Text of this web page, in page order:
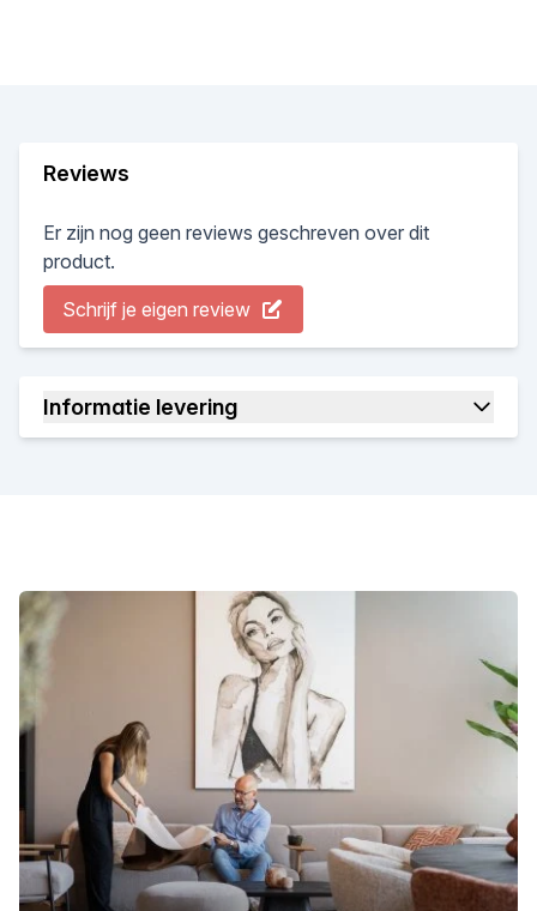
Reviews
Er zijn nog geen reviews geschreven over dit
product.
Schrijf je eigen review
Informatie levering